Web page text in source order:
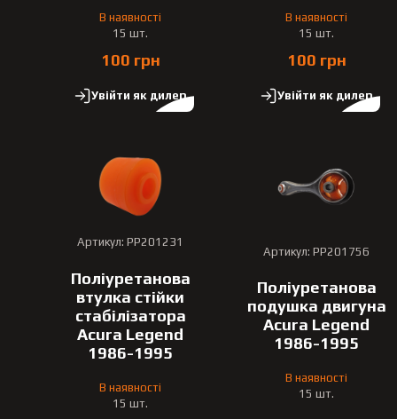
В наявності
15 шт.
100 грн
Увійти як дилер
В наявності
15 шт.
100 грн
Увійти як дилер
Артикул: PP201231
Поліуретанова
втулка стійки
стабілізатора
Acura Legend
1986-1995
В наявності
15 шт.
Артикул: PP201756
Поліуретанова
подушка двигуна
Acura Legend
1986-1995
В наявності
15 шт.